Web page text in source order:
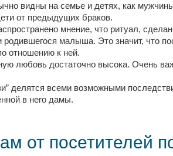
видны на семье и детях, как
от предыдущих браков.
мнение, что ритуал,
родившегося малыша. Это значит, что
отношению к ней.
любовь достаточно высока. Очень
делятся всеми возможными
в него дамы.
от посетителей